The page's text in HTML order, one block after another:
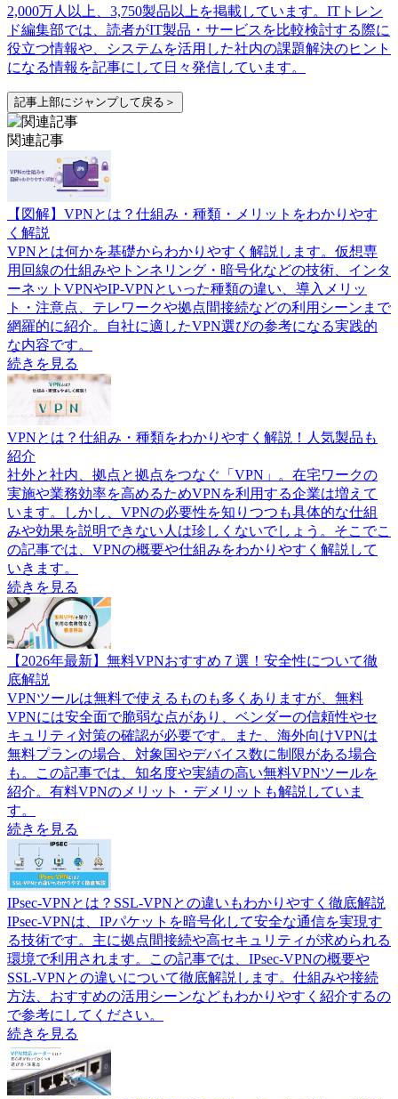
2,000万人以上、3,750製品以上を掲載しています。ITトレン
ド編集部では、読者がIT製品・サービスを比較検討する際に
役立つ情報や、システムを活用した社内の課題解決のヒント
になる情報を記事にして日々発信しています。
記事上部にジャンプして戻る＞
関連記事
【図解】VPNとは？仕組み・種類・メリットをわかりやす
く解説
VPNとは何かを基礎からわかりやすく解説します。仮想専
用回線の仕組みやトンネリング・暗号化などの技術、インタ
ーネットVPNやIP-VPNといった種類の違い、導入メリッ
ト・注意点、テレワークや拠点間接続などの利用シーンまで
網羅的に紹介。自社に適したVPN選びの参考になる実践的
な内容です。
続きを見る
VPNとは？仕組み・種類をわかりやすく解説！人気製品も
紹介
社外と社内、拠点と拠点をつなぐ「VPN」。在宅ワークの
実施や業務効率を高めるためVPNを利用する企業は増えて
います。しかし、VPNの必要性を知りつつも具体的な仕組
みや効果を説明できない人は珍しくないでしょう。そこでこ
の記事では、VPNの概要や仕組みをわかりやすく解説して
いきます。
続きを見る
【2026年最新】無料VPNおすすめ７選！安全性について徹
底解説
VPNツールは無料で使えるものも多くありますが、無料
VPNには安全面で脆弱な点があり、ベンダーの信頼性やセ
キュリティ対策の確認が必要です。また、海外向けVPNは
無料プランの場合、対象国やデバイス数に制限がある場合
も。この記事では、知名度や実績の高い無料VPNツールを
紹介。有料VPNのメリット・デメリットも解説していま
す。
続きを見る
IPsec-VPNとは？SSL-VPNとの違いもわかりやすく徹底解説
IPsec-VPNは、IPパケットを暗号化して安全な通信を実現す
る技術です。主に拠点間接続や高セキュリティが求められる
環境で利用されます。この記事では、IPsec-VPNの概要や
SSL-VPNとの違いについて徹底解説します。仕組みや接続
方法、おすすめの活用シーンなどもわかりやすく紹介するの
で参考にしてください。
続きを見る